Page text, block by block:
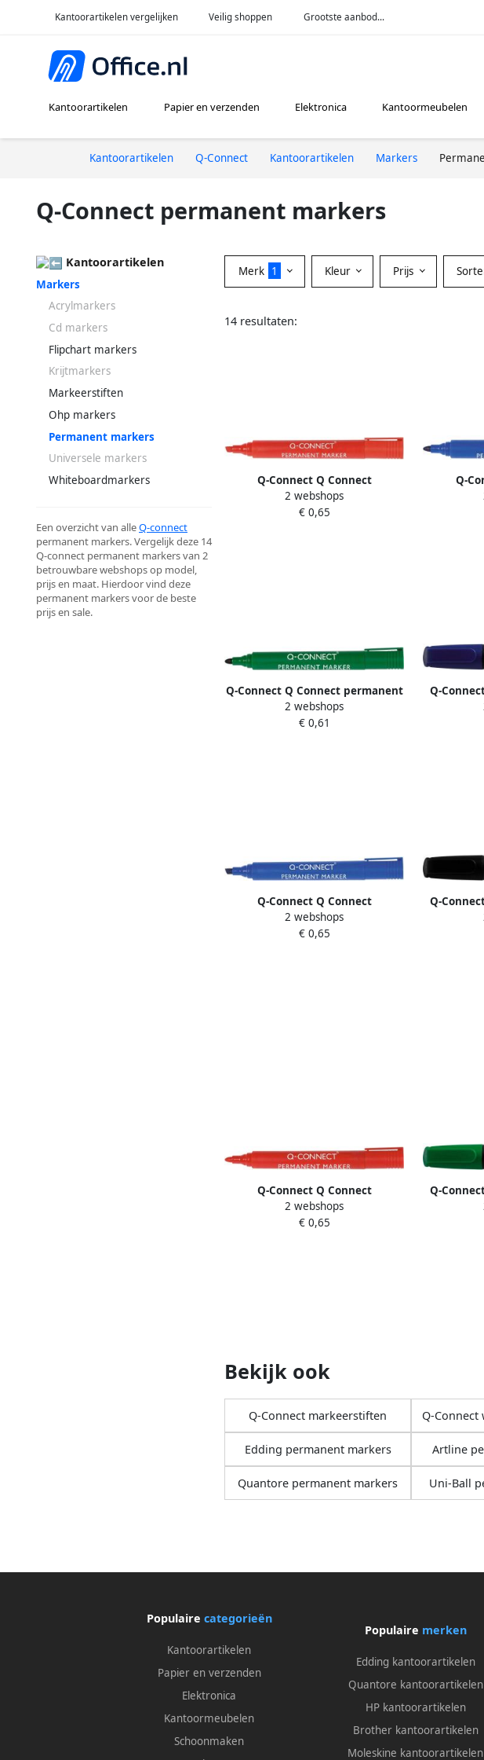
Kantoorartikelen vergelijken Veilig shoppen Grootste aanbod...
Kantoorartikelen Papier en verzenden Elektronica Kantoormeubelen
Kantoorartikelen Q-Connect Kantoorartikelen Markers
Q-Connect permanent markers
Kantoorartikelen
Markers
Acrylmarkers
Cd markers
Flipchart markers
Krijtmarkers
Markeerstiften
Ohp markers
Permanent markers
Universele markers
Whiteboardmarkers
Een overzicht van alleQ-connect
permanent markers. Vergelijk deze 14
Q-connect permanent markers van 2
betrouwbare webshops op model,
prijs en maat. Hierdoor vind deze
permanent markers voor de beste
prijs en sale.
Merk 1 Kleur Prijs
14 resultaten:
Q-Connect Q Connect
permanente marker schuine
punt rood
2 webshops
€ 0,65
Q-
Q-Connect Q Connect permanent
marker ronde punt groen
2 webshops
€ 0,61
Q-
Q-Connect Q Connect
permanente marker schuine
punt blauw
2 webshops
€ 0,65
Q-
Q-Connect Q Connect
permanente marker ronde punt
rood
2 webshops
€ 0,65
Q-
Bekijk ook
Q-Connect markeerstiften Q-
Edding permanent markers Artline
Quantore permanent markers Uni-Ball
Populaire categorieën
Kantoorartikelen
Papier en verzenden
Elektronica
Kantoormeubelen
Schoonmaken
Populaire merken
Edding kantoorartikelen
Quantore kantoorartikelen
HP kantoorartikelen
Brother kantoorartikelen
Moleskine kantoorartikelen